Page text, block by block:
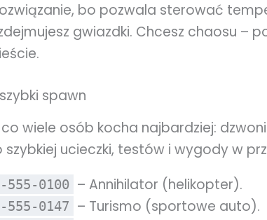
bo pozwala sterować
gwiazdki. Chcesz chaosu –
spawn
wiele osób kocha najbardziej:
szybkiej ucieczki, testów i wygody w
555-0100 – Annihilator (helikopter).
555-0147 – Turismo (sportowe auto).